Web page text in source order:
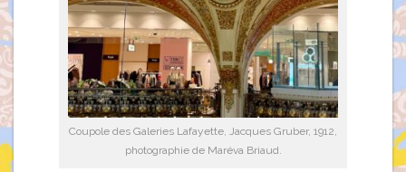
Coupole des Galeries Lafayette, Jacques Gruber, 1912,
photographie de Maréva Briaud.